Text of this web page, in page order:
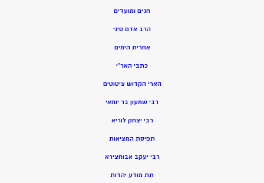
חגים ומועדים
הרב אדם סיני
אחרית הימים
כתבי האר”י
הארי הקדוש ציטוטים
רבי שמעון בר יוחאי
רבי יצחק לוריא
תפיסת המציאות
רבי יעקב אבוחצירא
תת מודע יהדות